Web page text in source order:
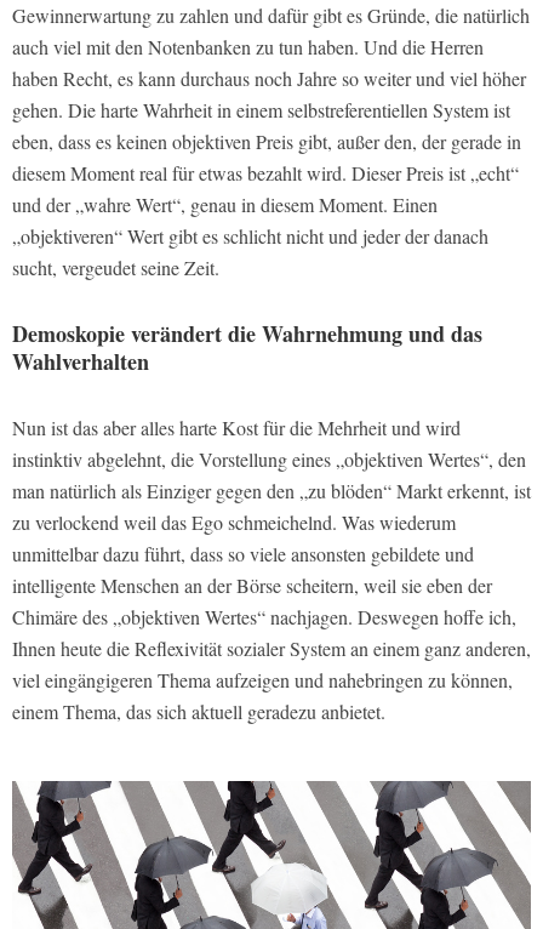
Gewinnerwartung zu zahlen und dafür gibt es Gründe, die natürlich
auch viel mit den Notenbanken zu tun haben. Und die Herren
haben Recht, es kann durchaus noch Jahre so weiter und viel höher
gehen. Die harte Wahrheit in einem selbstreferentiellen System ist
eben, dass es keinen objektiven Preis gibt, außer den, der gerade in
diesem Moment real für etwas bezahlt wird. Dieser Preis ist „echt“
und der „wahre Wert“, genau in diesem Moment. Einen
„objektiveren“ Wert gibt es schlicht nicht und jeder der danach
sucht, vergeudet seine Zeit.
Demoskopie verändert die Wahrnehmung und das
Wahlverhalten
Nun ist das aber alles harte Kost für die Mehrheit und wird
instinktiv abgelehnt, die Vorstellung eines „objektiven Wertes“, den
man natürlich als Einziger gegen den „zu blöden“ Markt erkennt, ist
zu verlockend weil das Ego schmeichelnd. Was wiederum
unmittelbar dazu führt, dass so viele ansonsten gebildete und
intelligente Menschen an der Börse scheitern, weil sie eben der
Chimäre des „objektiven Wertes“ nachjagen. Deswegen hoffe ich,
Ihnen heute die Reflexivität sozialer System an einem ganz anderen,
viel eingängigeren Thema aufzeigen und nahebringen zu können,
einem Thema, das sich aktuell geradezu anbietet.